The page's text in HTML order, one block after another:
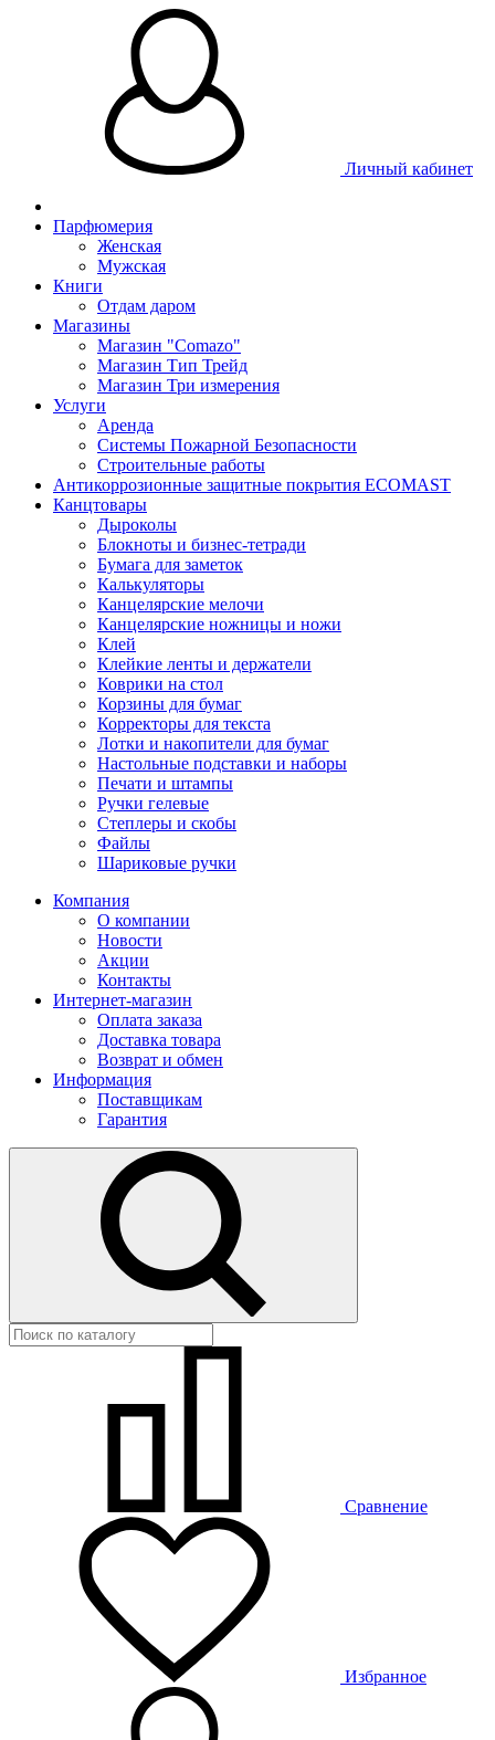
Личный кабинет
Парфюмерия
Женская
Мужская
Книги
Отдам даром
Магазины
Магазин "Comazo"
Магазин Тип Трейд
Магазин Три измерения
Услуги
Аренда
Системы Пожарной Безопасности
Строительные работы
Антикоррозионные защитные покрытия ECOMAST
Канцтовары
Дыроколы
Блокноты и бизнес-тетради
Бумага для заметок
Калькуляторы
Канцелярские мелочи
Канцелярские ножницы и ножи
Клей
Клейкие ленты и держатели
Коврики на стол
Корзины для бумаг
Корректоры для текста
Лотки и накопители для бумаг
Настольные подставки и наборы
Печати и штампы
Ручки гелевые
Степлеры и скобы
Файлы
Шариковые ручки
Компания
О компании
Новости
Акции
Контакты
Интернет-магазин
Оплата заказа
Доставка товара
Возврат и обмен
Информация
Поставщикам
Гарантия
Сравнение
Избранное